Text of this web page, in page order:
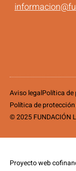
Aviso legalPolítica
Política de
© 2025 FUNDACIÓN
Proyecto web